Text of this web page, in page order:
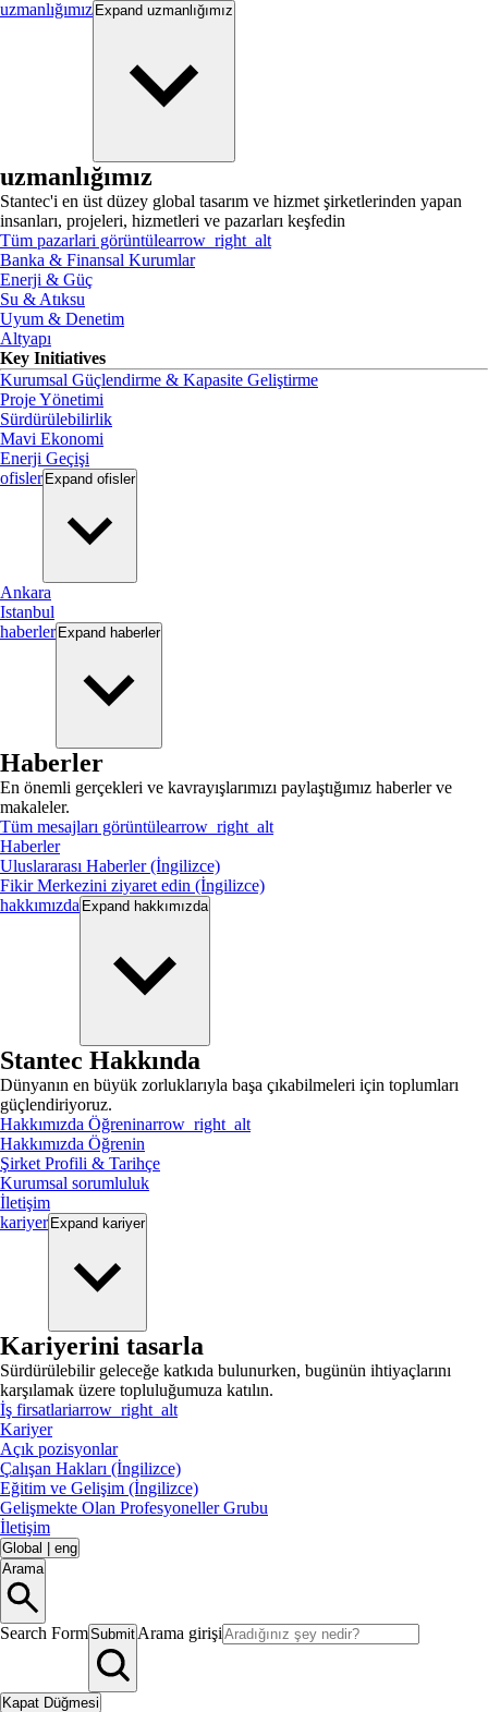
uzmanlığımız Expand uzmanlığımız
uzmanlığımız
Stantec'i en üst düzey global tasarım ve hizmet şirketlerinden yapan
insanları, projeleri, hizmetleri ve pazarları keşfedin
Tüm pazarlari görüntülearrow_right_alt
Banka & Finansal Kurumlar
Enerji & Güç
Su & Atıksu
Uyum & Denetim
Altyapı
Key Initiatives
Kurumsal Güçlendirme & Kapasite Geliştirme
Proje Yönetimi
Sürdürülebilirlik
Mavi Ekonomi
Enerji Geçişi
ofisler Expand ofisler
Ankara
Istanbul
haberler Expand haberler
Haberler
En önemli gerçekleri ve kavrayışlarımızı paylaştığımız haberler ve
makaleler.
Tüm mesajları görüntülearrow_right_alt
Haberler
Uluslararası Haberler (İngilizce)
Fikir Merkezini ziyaret edin (İngilizce)
hakkımızda Expand hakkımızda
Stantec Hakkında
Dünyanın en büyük zorluklarıyla başa çıkabilmeleri için toplumları
güçlendiriyoruz.
Hakkımızda Öğreninarrow_right_alt
Hakkımızda Öğrenin
Şirket Profili & Tarihçe
Kurumsal sorumluluk
İletişim
kariyer Expand kariyer
Kariyerini tasarla
Sürdürülebilir geleceğe katkıda bulunurken, bugünün ihtiyaçlarını
karşılamak üzere topluluğumuza katılın.
İş firsatlariarrow_right_alt
Kariyer
Açık pozisyonlar
Çalışan Hakları (İngilizce)
Eğitim ve Gelişim (İngilizce)
Gelişmekte Olan Profesyoneller Grubu
İletişim
Global
eng
Arama
Search FormSubmit Arama girişi
Kapat Düğmesi